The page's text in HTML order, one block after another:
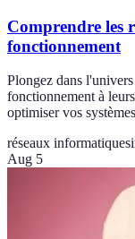
Comprendre les
fonctionnement
Plongez dans
fonctionnement à
optimiser vos
réseaux informatiques
Aug 5